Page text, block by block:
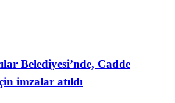
Belediyesi’nde, Cadde
imzalar atıldı